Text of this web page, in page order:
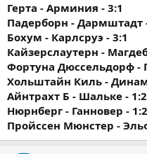
Герта - Арминия - 3:1
Падерборн - Дармштадт
Бохум - Карлсруэ - 3:1
Кайзерслаутерн -
Фортуна Дюссельдорф -
Хольштайн Киль -
Айнтрахт Б - Шальке - 1:2
Нюрнберг - Ганновер - 1:2
Пройссен Мюнстер -